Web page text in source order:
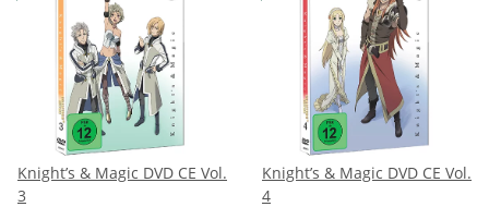
Knight’s & Magic DVD CE Vol.
3
Knight’s & Magic DVD CE Vol.
4